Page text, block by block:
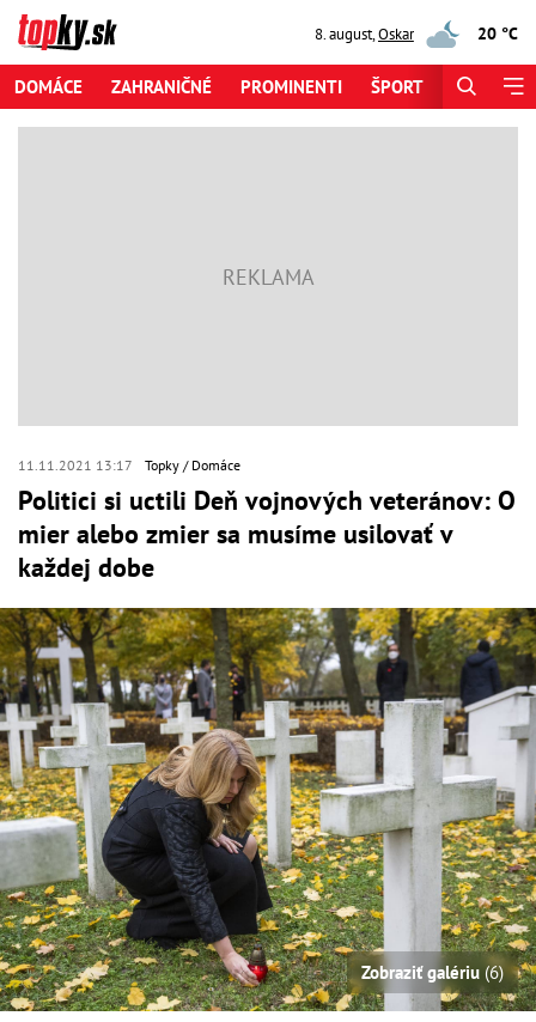
8. august,Oskar 20 °C
DOMÁCE ZAHRANIČNÉ PROMINENTI ŠPORT
11.11.2021 13:17 Topky Domáce
Politici si uctili Deň vojnových veteránov: O
mier alebo zmier sa musíme usilovať v
každej dobe
Zobraziť galériu (6)